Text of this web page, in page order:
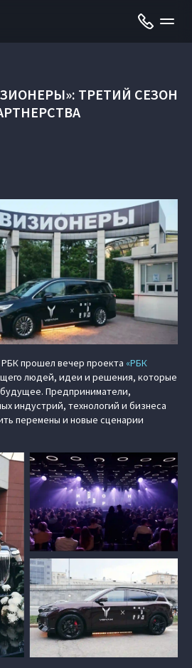
ТРЕТИЙ СЕЗОН
прошел вечер проекта «РБК
людей, идеи и решения, которые
Предприниматели,
индустрий, технологий и бизнеса
перемены и новые сценарии